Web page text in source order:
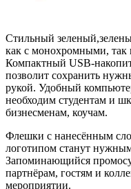
Стильный
как с монохромными,
Компактный USB-
позволит сохранить
рукой. Удобный
необходим студентам и
бизнесменам, коучам.
Флешки с нанесённым
логотипом станут
Запоминающийся
партнёрам, гостям и
мероприятии.